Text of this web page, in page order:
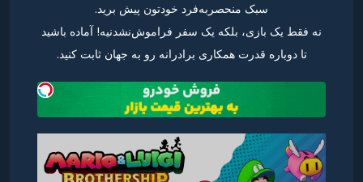
سبک منحصربه‌فرد خودتون پیش برید.
نه فقط یک بازی، بلکه یک سفر فراموش‌نشدنیه! آماده باشید
تا دوباره قدرت همکاری برادرانه رو به جهان ثابت کنید.